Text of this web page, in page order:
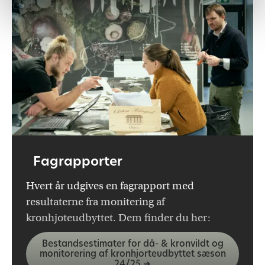
Fagrapporter
Hvert år udgives en fagrapport med
resultaterne fra monitering af
kronhjoteudbyttet. Dem finder du her:
Bestandsestimater for då- & kronvildt og
monitorering af kronhjorteudbyttet sæson